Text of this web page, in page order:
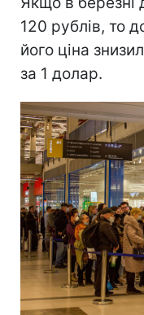
120 рублів, то
його ціна
за 1 долар.